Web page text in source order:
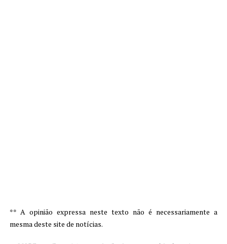
** A opinião expressa neste texto não é necessariamente a
mesma deste site de notícias.